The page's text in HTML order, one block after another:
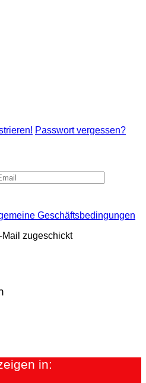
Passwort vergessen?
Geschäftsbedingungen
zugeschickt
in: